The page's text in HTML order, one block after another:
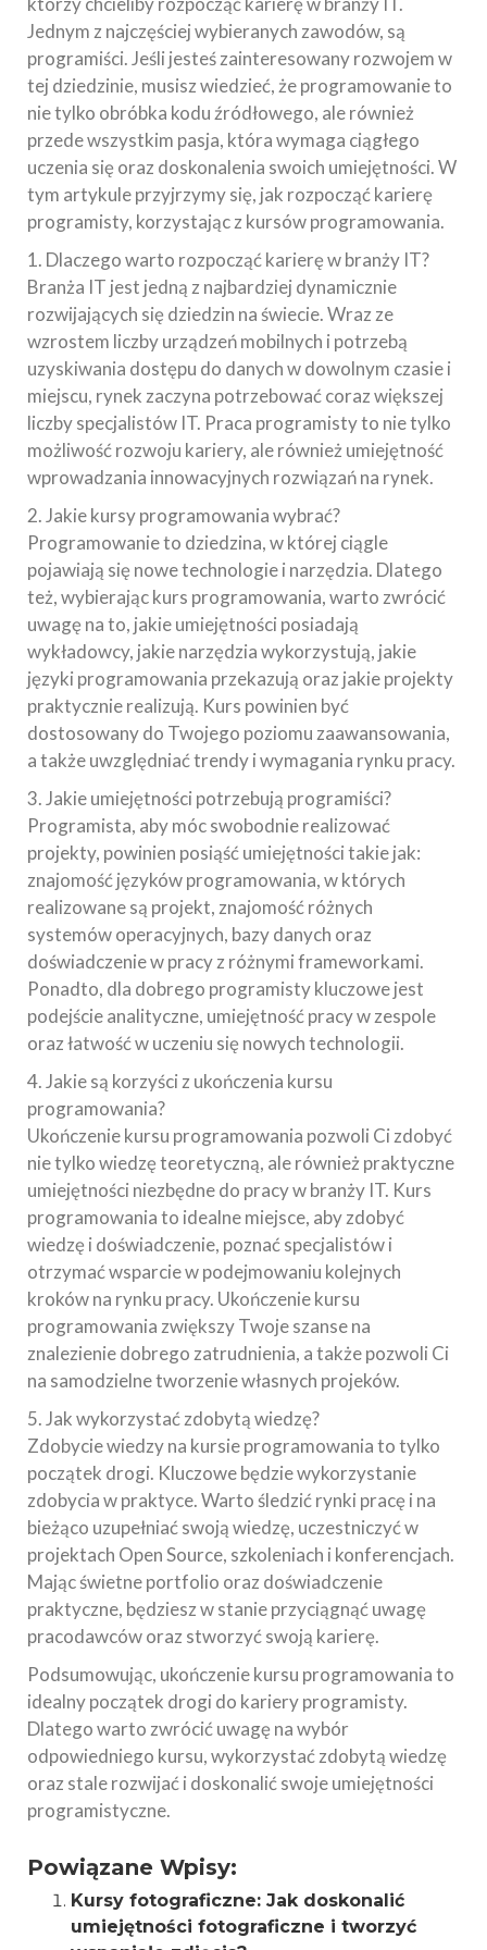
Jednym z najczęściej wybieranych zawodów, są
programiści. Jeśli jesteś zainteresowany rozwojem w
tej dziedzinie, musisz wiedzieć, że programowanie to
nie tylko obróbka kodu źródłowego, ale również
przede wszystkim pasja, która wymaga ciągłego
uczenia się oraz doskonalenia swoich umiejętności. W
tym artykule przyjrzymy się, jak rozpocząć karierę
programisty, korzystając z kursów programowania.
1. Dlaczego warto rozpocząć karierę w branży IT?
Branża IT jest jedną z najbardziej dynamicznie
rozwijających się dziedzin na świecie. Wraz ze
wzrostem liczby urządzeń mobilnych i potrzebą
uzyskiwania dostępu do danych w dowolnym czasie i
miejscu, rynek zaczyna potrzebować coraz większej
liczby specjalistów IT. Praca programisty to nie tylko
możliwość rozwoju kariery, ale również umiejętność
wprowadzania innowacyjnych rozwiązań na rynek.
2. Jakie kursy programowania wybrać?
Programowanie to dziedzina, w której ciągle
pojawiają się nowe technologie i narzędzia. Dlatego
też, wybierając kurs programowania, warto zwrócić
uwagę na to, jakie umiejętności posiadają
wykładowcy, jakie narzędzia wykorzystują, jakie
języki programowania przekazują oraz jakie projekty
praktycznie realizują. Kurs powinien być
dostosowany do Twojego poziomu zaawansowania,
a także uwzględniać trendy i wymagania rynku pracy.
3. Jakie umiejętności potrzebują programiści?
Programista, aby móc swobodnie realizować
projekty, powinien posiąść umiejętności takie jak:
znajomość języków programowania, w których
realizowane są projekt, znajomość różnych
systemów operacyjnych, bazy danych oraz
doświadczenie w pracy z różnymi frameworkami.
Ponadto, dla dobrego programisty kluczowe jest
podejście analityczne, umiejętność pracy w zespole
oraz łatwość w uczeniu się nowych technologii.
4. Jakie są korzyści z ukończenia kursu
programowania?
Ukończenie kursu programowania pozwoli Ci zdobyć
nie tylko wiedzę teoretyczną, ale również praktyczne
umiejętności niezbędne do pracy w branży IT. Kurs
programowania to idealne miejsce, aby zdobyć
wiedzę i doświadczenie, poznać specjalistów i
otrzymać wsparcie w podejmowaniu kolejnych
kroków na rynku pracy. Ukończenie kursu
programowania zwiększy Twoje szanse na
znalezienie dobrego zatrudnienia, a także pozwoli Ci
na samodzielne tworzenie własnych projeków.
5. Jak wykorzystać zdobytą wiedzę?
Zdobycie wiedzy na kursie programowania to tylko
początek drogi. Kluczowe będzie wykorzystanie
zdobycia w praktyce. Warto śledzić rynki pracę i na
bieżąco uzupełniać swoją wiedzę, uczestniczyć w
projektach Open Source, szkoleniach i konferencjach.
Mając świetne portfolio oraz doświadczenie
praktyczne, będziesz w stanie przyciągnąć uwagę
pracodawców oraz stworzyć swoją karierę.
Podsumowując, ukończenie kursu programowania to
idealny początek drogi do kariery programisty.
Dlatego warto zwrócić uwagę na wybór
odpowiedniego kursu, wykorzystać zdobytą wiedzę
oraz stale rozwijać i doskonalić swoje umiejętności
programistyczne.
Powiązane Wpisy:
Kursy fotograficzne: Jak doskonalić
umiejętności fotograficzne i tworzyć